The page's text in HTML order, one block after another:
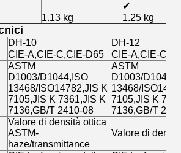
✔
1.13 kg 1.25 kg
DH-10
DH-12
CIE-A,CIE-C,CIE-D65 CIE-A,CIE-
ASTM
D1003/D1044,ISO
13468/ISO14782,JIS K
7105,JIS K 7361,JIS K
7136,GB/T 2410-08
ASTM
D1003/
13468/
7105,JIS K
7136,GB/T
Valore di densità ottica
ASTM-
haze/transmittance
Valore di